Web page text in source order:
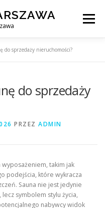
Menu
do sprzedaży nieruchomości?
do sprzedaży
PRZEZ ADMIN
takim jak
podejścia, które wykracza
Sauna nie jest jedynie
symbolem stylu życia,
nabywcy widok